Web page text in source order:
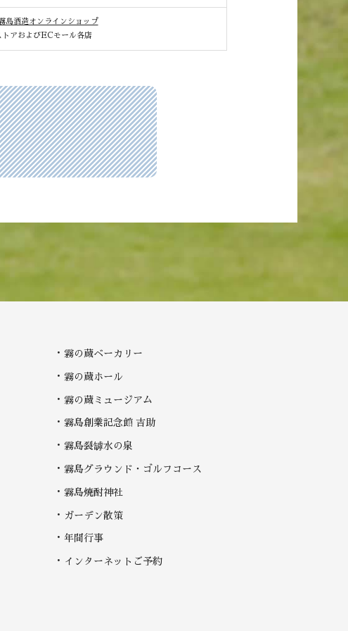
島酒造オンラインショップ
トアおよびECモール各店
霧の蔵ベーカリー
霧の蔵ホール
霧の蔵ミュージアム
霧島創業記念館 吉助
霧島裂罅水の泉
霧島グラウンド・ゴルフコース
霧島焼酎神社
ガーデン散策
年間行事
インターネットご予約